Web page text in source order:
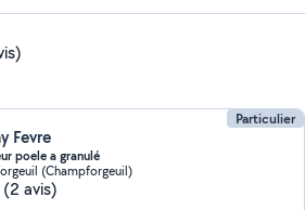
Particulier
Fevre
poele a granulé
(Champforgeuil)
(2 avis)